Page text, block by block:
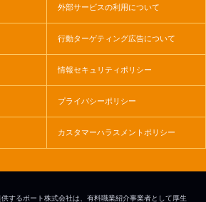
外部サービスの利用について
行動ターゲティング広告について
情報セキュリティポリシー
プライバシーポリシー
カスタマーハラスメントポリシー